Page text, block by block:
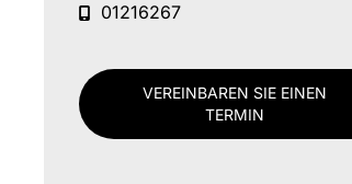
01216267
VEREINBAREN SIE EINEN
TERMIN